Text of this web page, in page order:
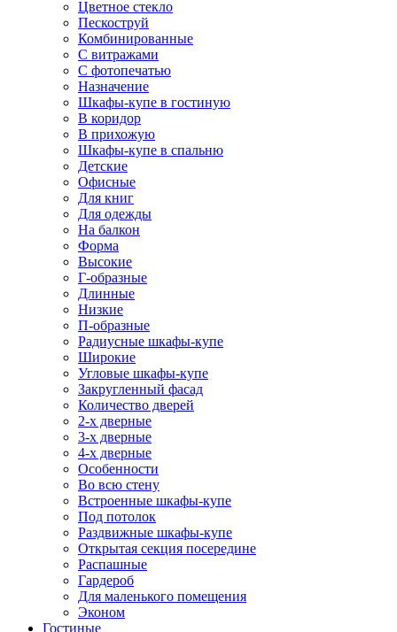
Цветное стекло
Пескоструй
Комбинированные
С витражами
С фотопечатью
Назначение
Шкафы-купе в гостиную
В коридор
В прихожую
Шкафы-купе в спальню
Детские
Офисные
Для книг
Для одежды
На балкон
Форма
Высокие
Г-образные
Длинные
Низкие
П-образные
Радиусные шкафы-купе
Широкие
Угловые шкафы-купе
Закругленный фасад
Количество дверей
2-х дверные
3-х дверные
4-х дверные
Особенности
Во всю стену
Встроенные шкафы-купе
Под потолок
Раздвижные шкафы-купе
Открытая секция посередине
Распашные
Гардероб
Для маленького помещения
Эконом
Гостиные